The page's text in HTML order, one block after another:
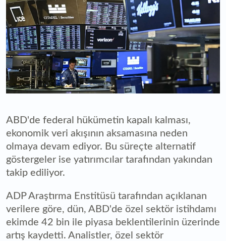
ABD'de federal hükümetin kapalı kalması,
ekonomik veri akışının aksamasına neden
olmaya devam ediyor. Bu süreçte alternatif
göstergeler ise yatırımcılar tarafından yakından
takip ediliyor.
ADP Araştırma Enstitüsü tarafından açıklanan
verilere göre, dün, ABD'de özel sektör istihdamı
ekimde 42 bin ile piyasa beklentilerinin üzerinde
artış kaydetti. Analistler, özel sektör